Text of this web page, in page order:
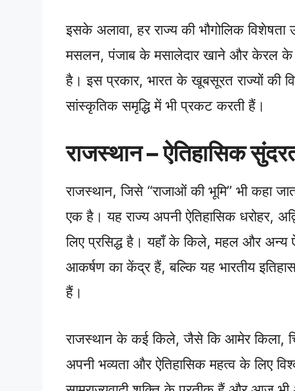
इसके अलावा, हर राज्य की भौगोलिक
मसलन, पंजाब के मसालेदार खाने और केरल के
है। इस प्रकार, भारत के खूबसूरत राज्यों की
सांस्कृतिक समृद्धि में भी प्रकट करती हैं।
राजस्थान – ऐतिहासिक
राजस्थान, जिसे “राजाओं की भूमि” भी कहा
एक है। यह राज्य अपनी ऐतिहासिक धरोहर,
लिए प्रसिद्ध है। यहाँ के किले, महल और अन्य
आकर्षण का केंद्र हैं, बल्कि यह भारतीय
हैं।
राजस्थान के कई किले, जैसे कि आमेर किला,
अपनी भव्यता और ऐतिहासिक महत्व के लिए